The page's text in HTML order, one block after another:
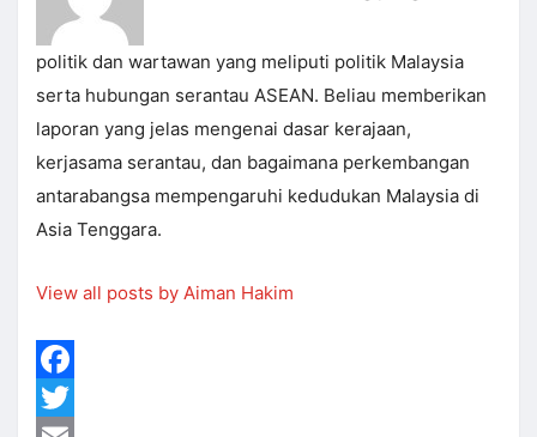
politik dan wartawan yang meliputi politik Malaysia
serta hubungan serantau ASEAN. Beliau memberikan
laporan yang jelas mengenai dasar kerajaan,
kerjasama serantau, dan bagaimana perkembangan
antarabangsa mempengaruhi kedudukan Malaysia di
Asia Tenggara.
View all posts by Aiman Hakim
Facebook